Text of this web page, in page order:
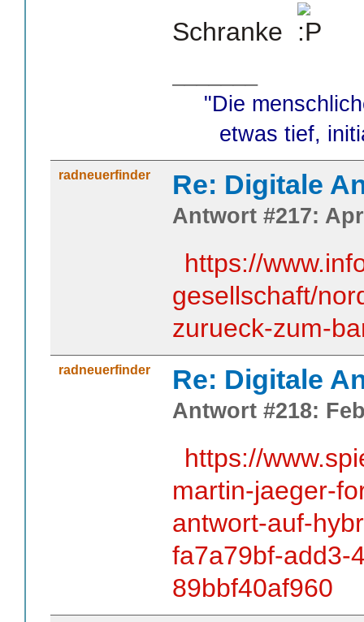
Schranke
"Die
etwas tief,
radneuerfinder Re: Digitale
Antwort #217:
https://
gesellschaft/
zurueck-zum-
radneuerfinder Re: Digitale
Antwort #218:
https://
martin-jaeger-
antwort-auf-
fa7a79bf-add3-
89bbf40af960